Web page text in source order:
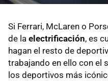
Si Ferrari, McLaren o
de la electrificación, es
hagan el resto de
trabajando en ello con el
los deportivos más